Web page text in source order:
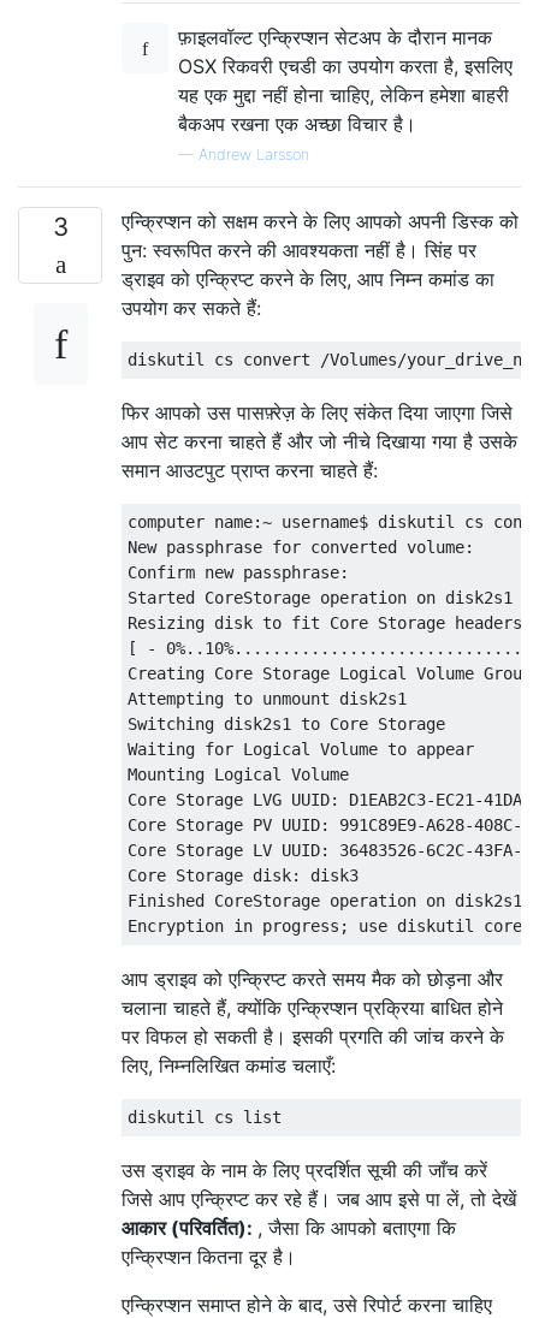
फ़ाइलवॉल्ट एन्क्रिप्शन सेटअप के दौरान मानक
OSX रिकवरी एचडी का उपयोग करता है, इसलिए
यह एक मुद्दा नहीं होना चाहिए, लेकिन हमेशा बाहरी
बैकअप रखना एक अच्छा विचार है।
— Andrew Larsson
3
एन्क्रिप्शन को सक्षम करने के लिए आपको अपनी डिस्क को
पुन: स्वरूपित करने की आवश्यकता नहीं है। सिंह पर
ड्राइव को एन्क्रिप्ट करने के लिए, आप निम्न कमांड का
उपयोग कर सकते हैं:
फिर आपको उस पासफ़्रेज़ के लिए संकेत दिया जाएगा जिसे
आप सेट करना चाहते हैं और जो नीचे दिखाया गया है उसके
समान आउटपुट प्राप्त करना चाहते हैं:
computer name:~ username$ diskutil cs
New passphrase for converted volume:
Confirm new passphrase:
Started CoreStorage operation on disk2s1
Resizing disk to fit Core Storage headers
[ -
Creating Core Storage Logical Volume Group
Attempting to unmount disk2s1
Switching disk2s1 to Core Storage
Waiting for Logical Volume to appear
Mounting Logical Volume
Core Storage LVG UUID: D1EAB2C3-EC21-41DA-
Core Storage PV UUID: 991C89E9-A628-408C-
Core Storage LV UUID: 36483526-6C2C-43FA-
Core Storage disk: disk3
Finished CoreStorage operation on disk2s1
आप ड्राइव को एन्क्रिप्ट करते समय मैक को छोड़ना और
चलाना चाहते हैं, क्योंकि एन्क्रिप्शन प्रक्रिया बाधित होने
पर विफल हो सकती है। इसकी प्रगति की जांच करने के
लिए, निम्नलिखित कमांड चलाएँ:
उस ड्राइव के नाम के लिए प्रदर्शित सूची की जाँच करें
जिसे आप एन्क्रिप्ट कर रहे हैं। जब आप इसे पा लें, तो देखें
आकार (परिवर्तित): , जैसा कि आपको बताएगा कि
एन्क्रिप्शन कितना दूर है।
एन्क्रिप्शन समाप्त होने के बाद, उसे रिपोर्ट करना चाहिए